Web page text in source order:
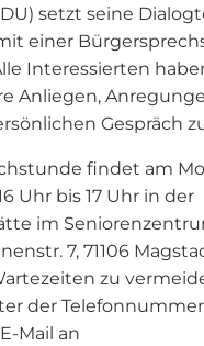
setzt seine
einer
Interessierten
Anliegen,
Gespräch
findet am
Uhr bis 17 Uhr in der
im
7, 71106
zu
der Telefonnummer
Mail an